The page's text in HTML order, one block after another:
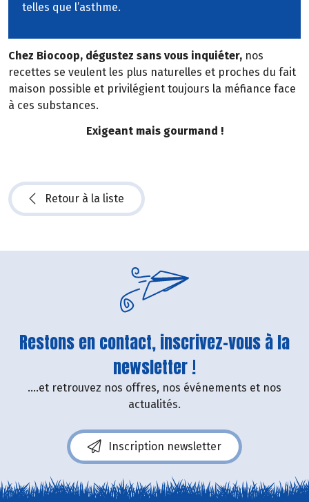
telles que l’asthme.
Chez Biocoop, dégustez sans vous inquiéter, nos
recettes se veulent les plus naturelles et proches du fait
maison possible et privilégient toujours la méfiance face
à ces substances.
Exigeant mais gourmand !
Retour à la liste
Restons en contact, inscrivez-vous à la
newsletter !
....et retrouvez nos offres, nos événements et nos
actualités.
Inscription newsletter